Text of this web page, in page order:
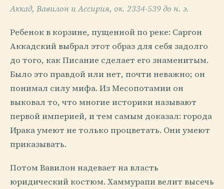
Аккад, Вавилон и Ассирия, ок. 2334-539 до н. э.
Ребенок в корзине, пущенной по реке: Саргон
Аккадский выбрал этот образ для себя задолго
до того, как Писание сделает его знаменитым.
Было это правдой или нет, почти неважно; он
понимал силу мифа. Из Месопотамии он
выковал то, что многие историки называют
первой империей, и тем самым доказал: города
Ирака умеют не только процветать. Они умеют
приказывать.
Потом Вавилон надевает на власть
юридический костюм. Хаммурапи велит высечь